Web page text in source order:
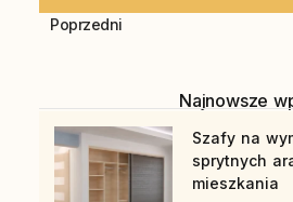
Poprzedni
Najnowsze
Szafy na
sprytnych
mieszkania